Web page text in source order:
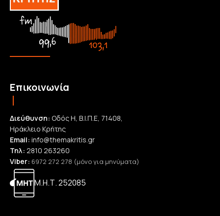
Επικοινωνία
Διεύθυνση: Οδός Η, Β.Ι.Π.Ε, 71408,
Ηράκλειο Κρήτης
Email: info@themakritis.gr
Τηλ: 2810 263260
Viber: 6972 272 278 (μόνο για μηνύματα)
Μ.Η.Τ. 252085